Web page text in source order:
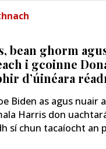
bean ghorm
i gcoinne
d’úinéara
Biden as agus nuair
Harris don
sí chun tacaíocht an